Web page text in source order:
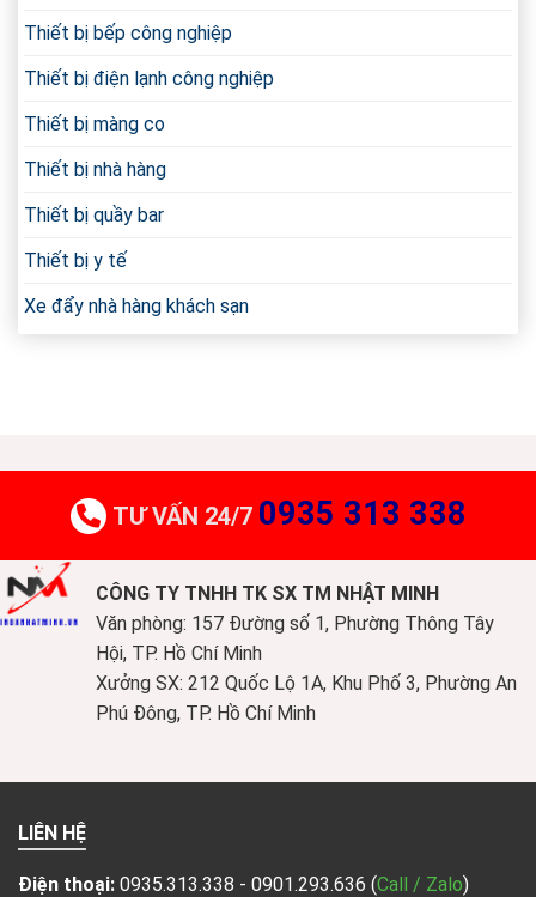
Thiết bị bếp công nghiệp
Thiết bị điện lạnh công nghiệp
Thiết bị màng co
Thiết bị nhà hàng
Thiết bị quầy bar
Thiết bị y tế
Xe đẩy nhà hàng khách sạn
TƯ VẤN 24/7 0935 313 338
CÔNG TY TNHH TK SX TM NHẬT MINH
Văn phòng: 157 Đường số 1, Phường Thông Tây
Hội, TP. Hồ Chí Minh
Xưởng SX: 212 Quốc Lộ 1A, Khu Phố 3, Phường An
Phú Đông, TP. Hồ Chí Minh
LIÊN HỆ
Điện thoại: 0935.313.338 - 0901.293.636 (Call / Zalo)